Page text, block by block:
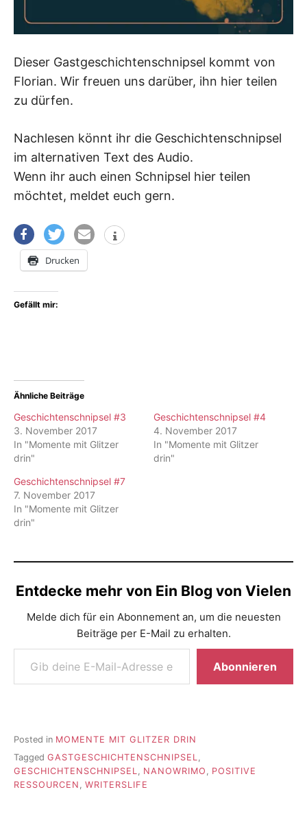
Dieser Gastgeschichtenschnipsel kommt von
Florian. Wir freuen uns darüber, ihn hier teilen
zu dürfen.
Nachlesen könnt ihr die Geschichtenschnipsel
im alternativen Text des Audio.
Wenn ihr auch einen Schnipsel hier teilen
möchtet, meldet euch gern.
Drucken
Gefällt mir:
Ähnliche Beiträge
Geschichtenschnipsel #3
3. November 2017
In "Momente mit Glitzer
drin"
Geschichtenschnipsel #4
4. November 2017
In "Momente mit Glitzer
drin"
Geschichtenschnipsel #7
7. November 2017
In "Momente mit Glitzer
drin"
Entdecke mehr von Ein Blog von Vielen
Melde dich für ein Abonnement an, um die neuesten
Beiträge per E-Mail zu erhalten.
Gib deine E-Mail-Adresse ein ...
Abonnieren
Posted in MOMENTE MIT GLITZER DRIN
Tagged GASTGESCHICHTENSCHNIPSEL,
GESCHICHTENSCHNIPSEL, NANOWRIMO , POSITIVE
RESSOURCEN , WRITERSLIFE